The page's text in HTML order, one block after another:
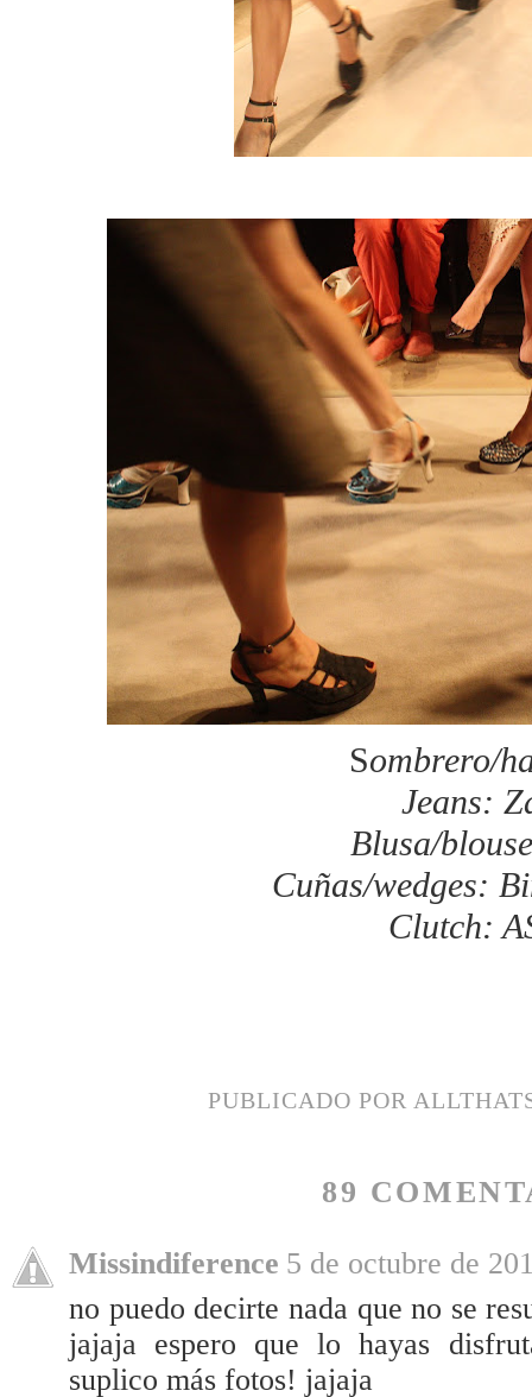
Sombrero/
Jeans:
Blusa/
Cuñas/wedges:
Clutch:
PUBLICADO POR
89
Missindiference 5 de octubre de
no puedo decirte nada que no se
jajaja espero que lo hayas
suplico más fotos! jajaja